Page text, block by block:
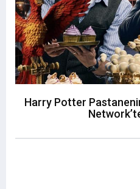
Harry Potter